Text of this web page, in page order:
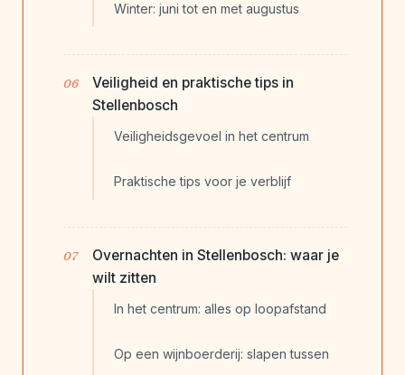
Winter: juni tot en met augustus
Veiligheid en praktische tips in
Stellenbosch
Veiligheidsgevoel in het centrum
Praktische tips voor je verblijf
Overnachten in Stellenbosch: waar je
wilt zitten
In het centrum: alles op loopafstand
Op een wijnboerderij: slapen tussen